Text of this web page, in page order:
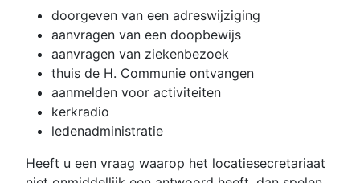
doorgeven van een adreswijziging
aanvragen van een doopbewijs
aanvragen van ziekenbezoek
thuis de H. Communie ontvangen
aanmelden voor activiteiten
kerkradio
ledenadministratie
Heeft u een vraag waarop het locatiesecretariaat